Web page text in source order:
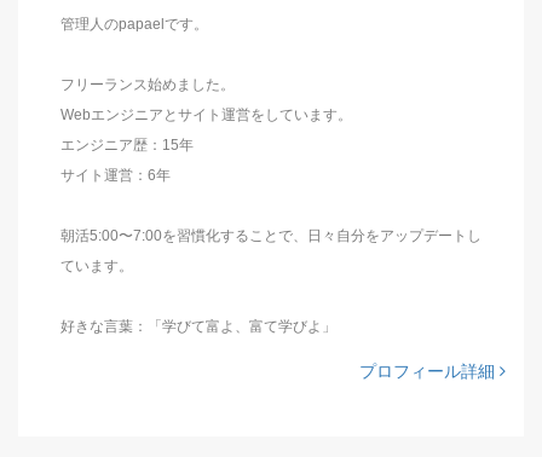
管理人のpapaelです。
フリーランス始めました。
Webエンジニアとサイト運営をしています。
エンジニア歴：15年
サイト運営：6年
朝活5:00〜7:00を習慣化することで、日々自分をアップデートし
ています。
好きな言葉：「学びて富よ、富て学びよ」
プロフィール詳細